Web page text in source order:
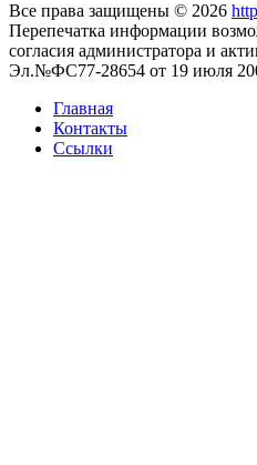
Все права защищены © 2026
Перепечатка информации
согласия администратора и
Эл.№ФС77-28654 от 19 июля
Главная
Контакты
Ссылки